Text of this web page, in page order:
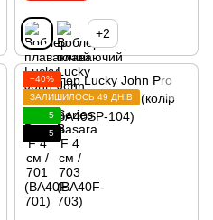
+2
−40%
ЗАЛИШИЛОСЬ 49 ДНІВ
5
5